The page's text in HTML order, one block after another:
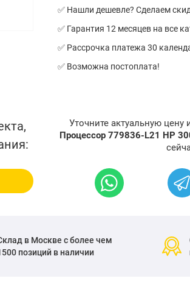
✅ Нашли дешевле? Сделаем
✅ Гарантия 12 месяцев на все
✅ Рассрочка платежа 30
✅ Возможна постоплата!
Уточните актуальную цену
Процессор 779836-L21 HP
в Москве с более чем
позиций в наличии